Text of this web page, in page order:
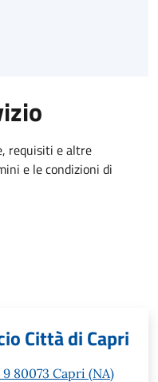
requisiti e altre
e le condizioni di
Città di Capri
80073 Capri (NA)